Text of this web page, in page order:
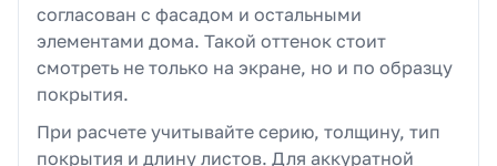
согласован с фасадом и остальными
элементами дома. Такой оттенок стоит
смотреть не только на экране, но и по образцу
покрытия.
При расчете учитывайте серию, толщину, тип
покрытия и длину листов. Для аккуратной